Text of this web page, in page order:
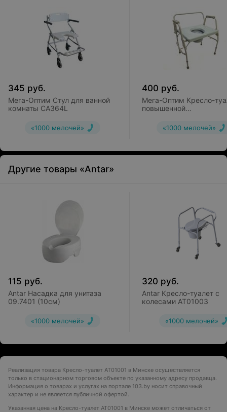
345 руб.
Мега-Оптим Стул для ванной
комнаты CA364L
«1000 мелочей»
400 руб.
Мега-Оптим Кресло-
повышенной
«1000 мелочей»
Другие товары «Antar»
115 руб.
Antar Насадка для унитаза
09.7401 (10см)
«1000 мелочей»
320 руб.
Antar Кресло-туалет с
колесами AT01003
«1000 мелочей»
Реализация товара Кресло-туалет AT01001 в Минске осуществляется
только в стационарном торговом объекте по указанному адресу продавца.
Информация о товарах и услугах на портале 103.by носит справочный
характер и не является публичной офертой.
Указанная цена на Кресло-туалет AT01001 в Минске может отличаться от